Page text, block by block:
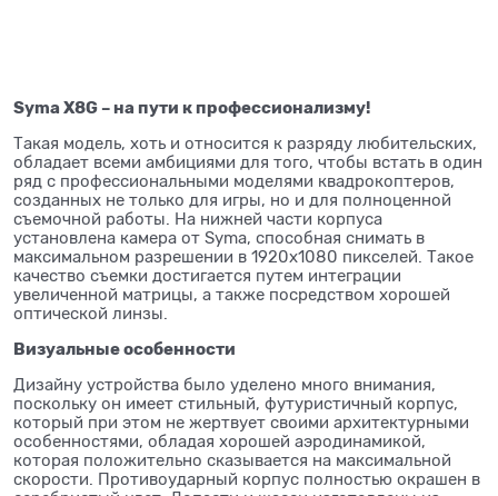
Syma X8G – на пути к профессионализму!
Такая модель, хоть и относится к разряду любительских,
обладает всеми амбициями для того, чтобы встать в один
ряд с профессиональными моделями квадрокоптеров,
созданных не только для игры, но и для полноценной
съемочной работы. На нижней части корпуса
установлена камера от Syma, способная снимать в
максимальном разрешении в 1920х1080 пикселей. Такое
качество съемки достигается путем интеграции
увеличенной матрицы, а также посредством хорошей
оптической линзы.
Визуальные особенности
Дизайну устройства было уделено много внимания,
поскольку он имеет стильный, футуристичный корпус,
который при этом не жертвует своими архитектурными
особенностями, обладая хорошей аэродинамикой,
которая положительно сказывается на максимальной
скорости. Противоударный корпус полностью окрашен в